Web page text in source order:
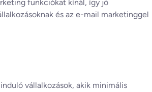
funkciókat kínál, így jó
és az e-mail marketinggel
vállalkozások, akik minimális